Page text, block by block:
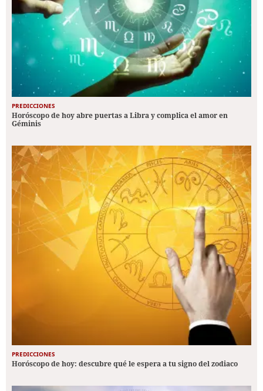
PREDICCIONES
Horóscopo de hoy abre puertas a Libra y complica el amor en
Géminis
PREDICCIONES
Horóscopo de hoy: descubre qué le espera a tu signo del zodiaco